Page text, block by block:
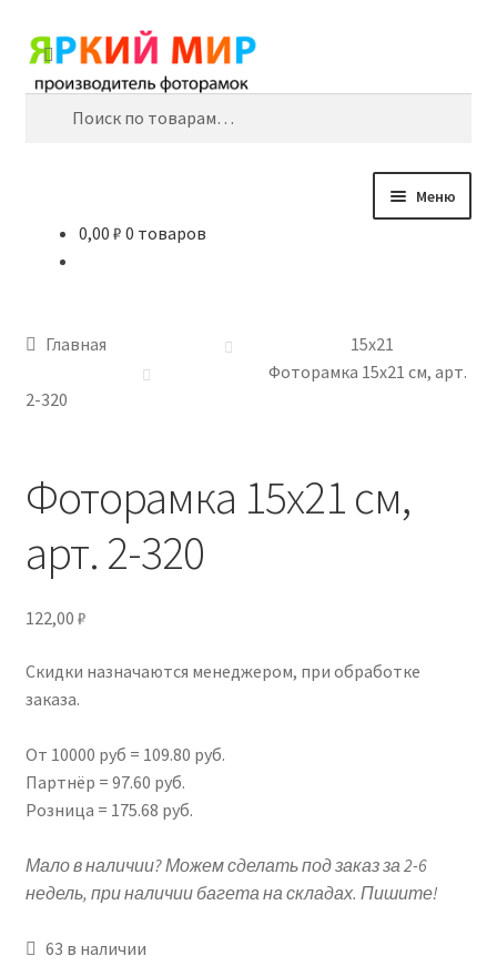
Перейти
к
навигации
Перейти
к
содержимому
Поиск
Меню
30х40
Подрамники
Новости
0,00 ₽ 0 товаров
Главная
15х21
Фоторамка 15х21 см, арт.
2-320
Фоторамка 15х21 см,
арт. 2-320
122,00 ₽
Скидки назначаются менеджером, при обработке
заказа.
От 10000 руб = 109.80 руб.
Партнёр = 97.60 руб.
Розница = 175.68 руб.
Мало в наличии? Можем сделать под заказ за 2-6
недель, при наличии багета на складах. Пишите!
63 в наличии